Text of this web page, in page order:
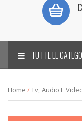
TUTTE LE
Home /Tv, Audio E